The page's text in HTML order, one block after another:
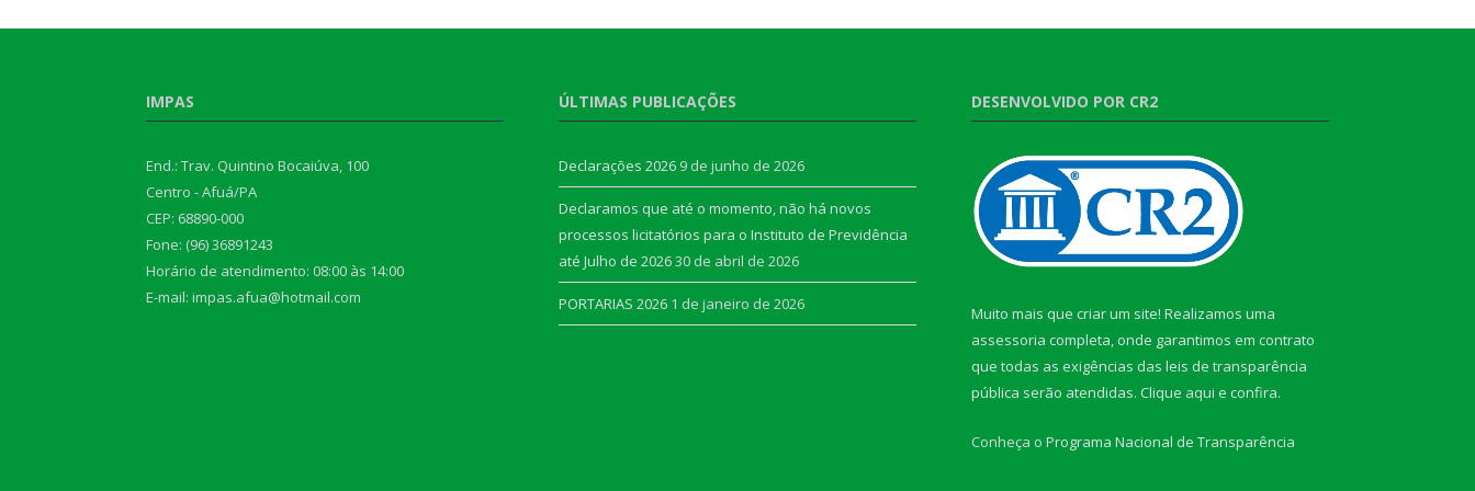
IMPAS
End.: Trav. Quintino Bocaiúva, 100
Centro - Afuá/PA
CEP: 68890-000
Fone: (96) 36891243
Horário de atendimento: 08:00 às 14:00
E-mail: impas.afua@hotmail.com
ÚLTIMAS PUBLICAÇÕES
Declarações 2026 9 de junho de 2026
Declaramos que até o momento, não há novos
processos licitatórios para o Instituto de Previdência
até Julho de 202630 de abril de 2026
PORTARIAS 2026 1 de janeiro de 2026
DESENVOLVIDO POR CR2
Muito mais que criar um site! Realizamos uma
assessoria completa, onde garantimos em contrato
que todas as exigências das leis de transparência
pública serão atendidas. Clique aqui e confira.
Conheça o Programa Nacional de Transparência